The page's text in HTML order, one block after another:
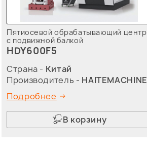
Пятиосевой обрабатывающий центр
с подвижной балкой
HDY600F5
Страна - Китай
Производитель - HAITEMACHINE
Подробнее
В корзину